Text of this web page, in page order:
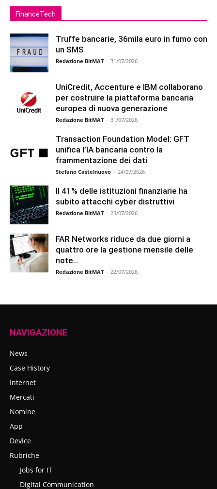
FinanceTech
Truffe bancarie, 36mila euro in fumo con
un SMS
Redazione BitMAT - 31/07/2026
UniCredit, Accenture e IBM collaborano
per costruire la piattaforma bancaria
europea di nuova generazione
Redazione BitMAT - 31/07/2026
Transaction Foundation Model: GFT
unifica l’IA bancaria contro la
frammentazione dei dati
Stefano Castelnuovo - 24/07/2026
Il 41% delle istituzioni finanziarie ha
subito attacchi cyber distruttivi
Redazione BitMAT - 23/07/2026
FAR Networks riduce da due giorni a
quattro ore la gestione mensile delle
note...
Redazione BitMAT - 22/07/2026
NAVIGAZIONE
News
Case History
Internet
Mercati
Nomine
App
Device
Rubriche
Jobs for IT
Digital Communication